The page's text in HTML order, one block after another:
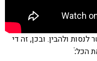
ולהבין. ובכן, זה די
הכל:ֿ